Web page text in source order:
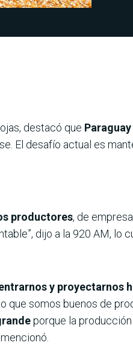
destacó que
El desafío actual es
productores, de
dijo a la 920 AM, lo
y proyectarnos
que somos buenos de
porque la